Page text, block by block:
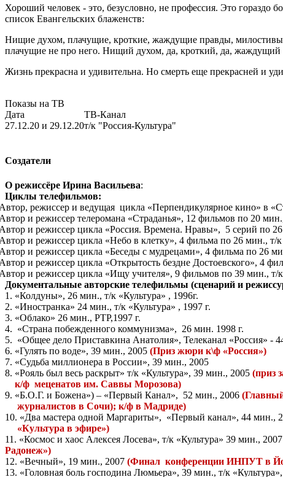
Хороший человек - это, безусловно, не профессия. Это гораздо
список Евангельских блаженств:
Нищие духом, плачущие, кроткие, жаждущие правды,
плачущие не про него. Нищий духом, да, кроткий, да,
Жизнь прекрасна и удивительна. Но смерть еще прекрасней и
Показы на ТВ
Дата
ТВ-Канал
27.12.20 и 29.12.20т/к "Россия-Культура"
Создатели
О режиссёре Ирина Васильева:
Циклы телефильмов:
режиссер и ведущая цикла «Перпендикулярное кино» в
и режиссер телеромана «Страданья», 12 фильмов по 20
и режиссер цикла «Россия. Времена. Нравы», 5 серий по
и режиссер цикла «Небо в клетку», 4 фильма по 26 мин., т/к
и режиссер цикла «Беседы с мудрецами», 4 фильма по 26
и режиссер цикла «Открытость бездне Достоевского», 4
и режиссер цикла «Ищу учителя», 9 фильмов по 39 мин., т/к
Документальные авторские телефильмы (сценарий и
1. «Колдуны», 26 мин., т/к «Культура» , 1996г.
2. «Иностранка» 24 мин., т/к «Культура» , 1997 г.
3. «Облако» 26 мин., РТР,1997 г.
4. «Страна побежденного коммунизма», 26 мин. 1998 г.
5. «Общее дело Приставкина Анатолия», Телеканал «Россия» -
6. «Гулять по воде», 39 мин., 2005 (Приз жюри к\ф «Россия»)
7. «Судьба миллионера в России», 39 мин., 2005
8. «Рояль был весь раскрыт» т/к «Культура», 39 мин., 2005 (приз
к/ф меценатов им. Саввы Морозова)
9. «Б.О.Г. и Божена») – «Первый Канал», 52 мин., 2006
журналистов в Сочи); к/ф в Мадриде)
10. «Два мастера одной Маргариты», «Первый канал», 44 мин.,
«Культура в эфире»)
11. «Космос и хаос Алексея Лосева», т/к «Культура» 39 мин., 2007
Радонеж»)
12. «Вечный», 19 мин., 2007 (Финал конференции ИНПУТ в
13. «Головная боль господина Люмьера», 39 мин., т/к «Культура»,